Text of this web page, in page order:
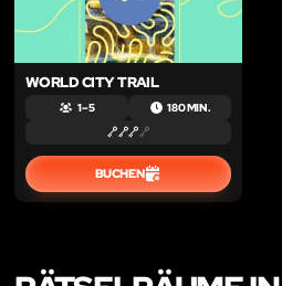
WORLD CITY TRAIL
1 – 5 180 MIN.
BUCHEN